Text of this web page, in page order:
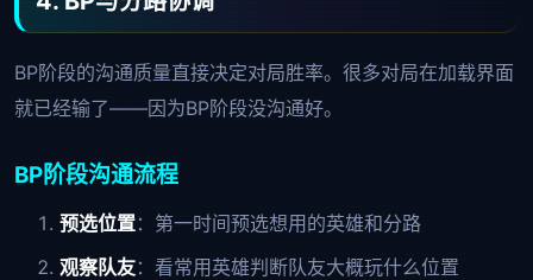
BP阶段的沟通质量直接决定对局胜率。很多对局在加载界面
就已经输了——因为BP阶段没沟通好。
BP阶段沟通流程
预选位置：第一时间预选想用的英雄和分路
观察队友：看常用英雄判断队友大概玩什么位置